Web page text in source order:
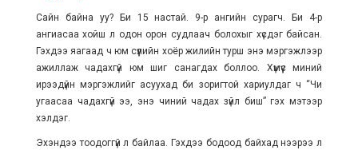
Сайн байна уу? Би 15 настай. 9-р ангийн сурагч. Би 4-р
ангиасаа хойш л одон орон судлаач болохыг хүсдэг байсан.
Гэхдээ яагаад ч юм сүүлийн хоёр жилийн турш энэ мэргэжлээр
ажиллаж чадахгүй юм шиг санагдах боллоо. Хүмүүс миний
ирээдүйн мэргэжлийг асуухад би зоригтой хариулдаг ч “Чи
угаасаа чадахгүй ээ, энэ чиний чадах зүйл биш” гэх мэтээр
хэлдэг.
Эхэндээ тоодоггүй л байлаа. Гэхдээ бодоод байхад нээрээ л